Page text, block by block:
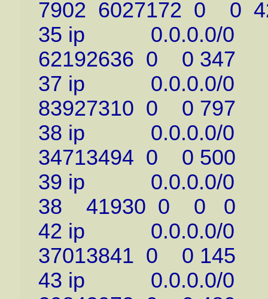
7902 6027172 0 0
35 ip 0.0.0.0/0
62192636 0 0 347
37 ip 0.0.0.0/0
83927310 0 0 797
38 ip 0.0.0.0/0
34713494 0 0 500
39 ip 0.0.0.0/0
38 41930 0 0 0
42 ip 0.0.0.0/0
37013841 0 0 145
43 ip 0.0.0.0/0